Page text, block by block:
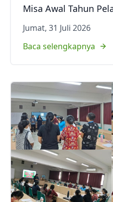
Misa Awal Tahun
Jumat, 31 Juli 2026
Baca selengkapnya